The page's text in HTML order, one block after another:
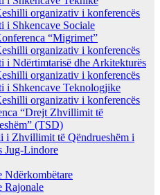
organizativ i konferencës
i Shkencave Sociale
“Migrimet”
organizativ i konferencës
i Ndërtimtarisë dhe Arkitekturës
organizativ i konferencës
i Shkencave Teknologjike
organizativ i konferencës
“Drejt Zhvillimit të
(TSD)
i Zhvillimit të Qëndrueshëm i
Jug-Lindore
Ndërkombëtare
Rajonale